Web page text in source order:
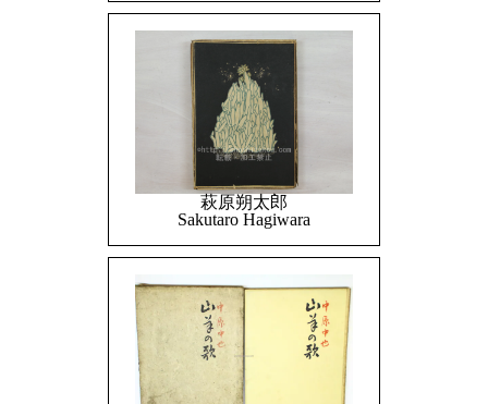
萩原朔太郎
Sakutaro Hagiwara